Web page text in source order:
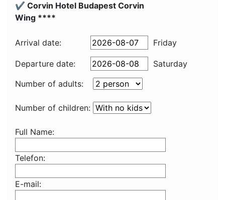
✔️ Corvin Hotel Budapest Corvin
Wing ****
Arrival date: Friday
Departure date:
Saturday
Number of adults:
Number of children:
Full Name:
Telefon:
E-mail: